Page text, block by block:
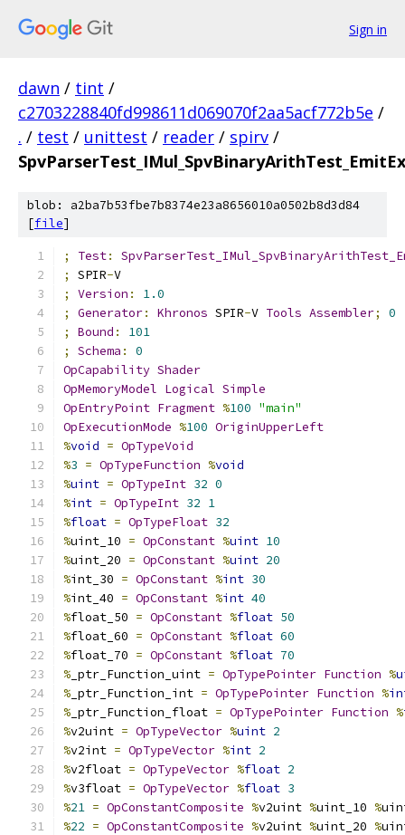
Sign in
dawn / tint /
c2703228840fd998611d069070f2aa5acf772b5e /
. / test / unittest / reader / spirv /
blob: a2ba7b53fbe7b8374e23a8656010a0502b8d3d84
[file]
; Test:
;
SPIR-V
;
Version :
1.0
;
Generator: Khronos SPIR-V Tools Assembler;
0
;
Bound :
101
;
Schema :
0
OpCapability Shader
OpMemoryModel Logical Simple
OpEntryPoint Fragment %100 "main"
OpExecutionMode %100 OriginUpperLeft
%void = OpTypeVoid
%3 = OpTypeFunction %void
%uint = OpTypeInt 32 0
%int = OpTypeInt 32 1
%float = OpTypeFloat 32
%uint_10 = OpConstant %uint 10
%uint_20 = OpConstant %uint 20
%int_30 = OpConstant %int 30
%int_40 = OpConstant %int 40
%float_50 = OpConstant %float 50
%float_60 = OpConstant %float 60
%float_70 = OpConstant %float 70
% _ptr_Function_uint = OpTypePointer Function %
% _ptr_Function_int = OpTypePointer Function %
% _ptr_Function_float = OpTypePointer Function %
%v2uint = OpTypeVector %uint 2
%v2int = OpTypeVector %int 2
%v2float = OpTypeVector %float 2
%v3float = OpTypeVector %float 3
%21 = OpConstantComposite %v2uint %uint_10 %
%22 = OpConstantComposite %v2uint %uint_20 %